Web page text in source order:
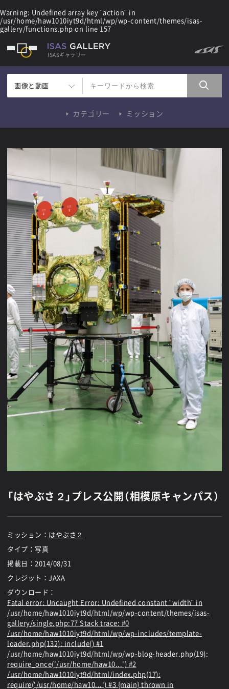
Warning: Undefined array key "action" in
/usr/home/haw1010iyt9d/html/wp/wp-content/themes/isas-
gallery/functions.php on line 157
ISASギャラリー
画像と動画
カテゴリー ミッション
「はやぶさ２」プレス公開（相模原キャンパス）
ミッション： はやぶさ２
タイプ：写真
掲載日： 2014/08/31
クレジット：JAXA
ダウンロード：
Fatal error: Uncaught Error: Undefined constant "width" in
/usr/home/haw1010iyt9d/html/wp/wp-content/themes/isas-
gallery/single.php:77 Stack trace: #0
/usr/home/haw1010iyt9d/html/wp/wp-includes/template-
loader.php(132): include() #1
/usr/home/haw1010iyt9d/html/wp/wp-blog-header.php(19):
require_once('/usr/home/haw10...') #2
/usr/home/haw1010iyt9d/html/index.php(17):
require('/usr/home/haw10...') #3 {main} thrown in